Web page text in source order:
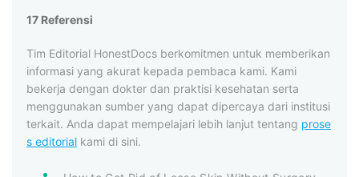
17 Referensi
Tim Editorial HonestDocs berkomitmen untuk memberikan
informasi yang akurat kepada pembaca kami. Kami
bekerja dengan dokter dan praktisi kesehatan serta
menggunakan sumber yang dapat dipercaya dari institusi
terkait. Anda dapat mempelajari lebih lanjut tentang prose
s editorial kami di sini.